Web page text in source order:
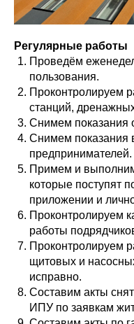
Регулярные работы
Проведём
пользования.
Проконтролируем
станций,
Снимем показания
Снимем показания
предпринимателей.
Примем и выполним
которые поступят
приложении и
Проконтролируем
работы
Проконтролируем
щитовых и
исправно.
Составим акты
ИПУ по заявкам